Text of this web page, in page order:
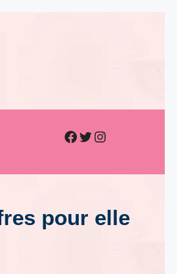
Facebook
Twitter
Instagram
pour elle